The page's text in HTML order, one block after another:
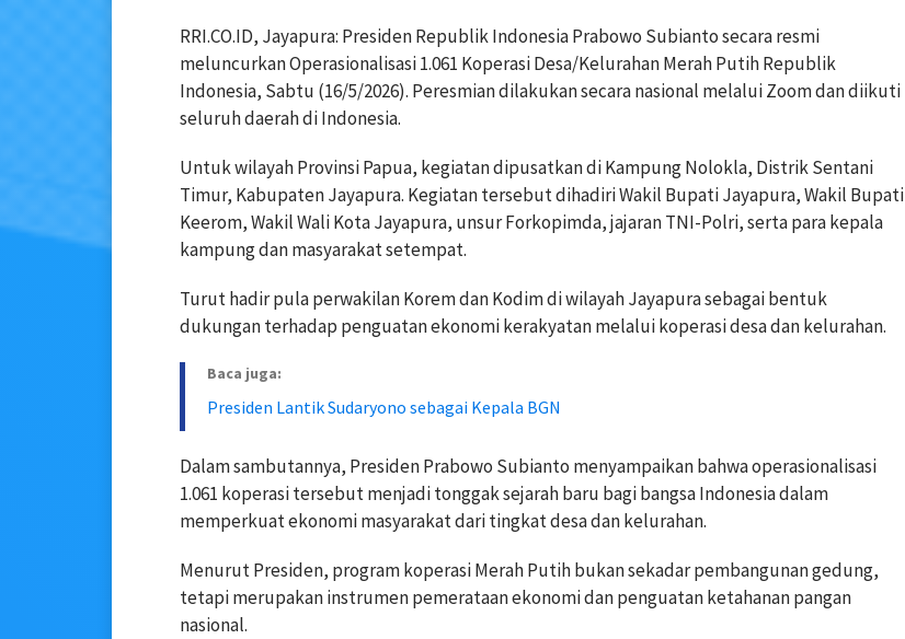
RRI.CO.ID, Jayapura: Presiden Republik Indonesia Prabowo Subianto secara resmi
meluncurkan Operasionalisasi 1.061 Koperasi Desa/Kelurahan Merah Putih Republik
Indonesia, Sabtu (16/5/2026). Peresmian dilakukan secara nasional melalui Zoom dan diikuti
seluruh daerah di Indonesia.
Untuk wilayah Provinsi Papua, kegiatan dipusatkan di Kampung Nolokla, Distrik Sentani
Timur, Kabupaten Jayapura. Kegiatan tersebut dihadiri Wakil Bupati Jayapura, Wakil Bupati
Keerom, Wakil Wali Kota Jayapura, unsur Forkopimda, jajaran TNI-Polri, serta para kepala
kampung dan masyarakat setempat.
Turut hadir pula perwakilan Korem dan Kodim di wilayah Jayapura sebagai bentuk
dukungan terhadap penguatan ekonomi kerakyatan melalui koperasi desa dan kelurahan.
Baca juga:
Presiden Lantik Sudaryono sebagai Kepala BGN
Dalam sambutannya, Presiden Prabowo Subianto menyampaikan bahwa operasionalisasi
1.061 koperasi tersebut menjadi tonggak sejarah baru bagi bangsa Indonesia dalam
memperkuat ekonomi masyarakat dari tingkat desa dan kelurahan.
Menurut Presiden, program koperasi Merah Putih bukan sekadar pembangunan gedung,
tetapi merupakan instrumen pemerataan ekonomi dan penguatan ketahanan pangan
nasional.